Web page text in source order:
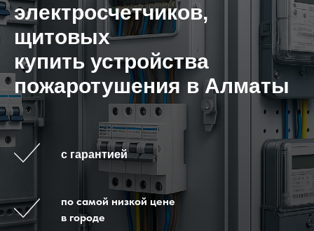
электросчетчиков,
щитовых
купить устройства
пожаротушения в Алматы
с гарантией
по самой низкой цене
в городе